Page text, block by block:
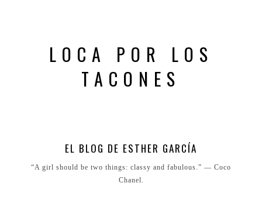
LOCA POR LOS
TACONES
EL BLOG DE ESTHER GARCÍA
“A girl should be two things: classy and fabulous.” ― Coco
Chanel.